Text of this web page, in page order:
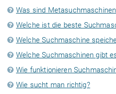
Was sind
Welche ist die beste
Welche Suchmaschine
Welche Suchmaschinen gibt
Wie funktionieren
Wie sucht man richtig?